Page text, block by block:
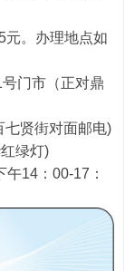
元。办理地点如
门市（正对鼎
贤街对面邮电)
绿灯)
14：00-17：